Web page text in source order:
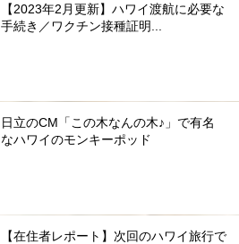
【2023年2月更新】ハワイ渡航に必要な
手続き／ワクチン接種証明...
日立のCM「この木なんの木♪」で有名
なハワイのモンキーポッド
【在住者レポート】次回のハワイ旅行で